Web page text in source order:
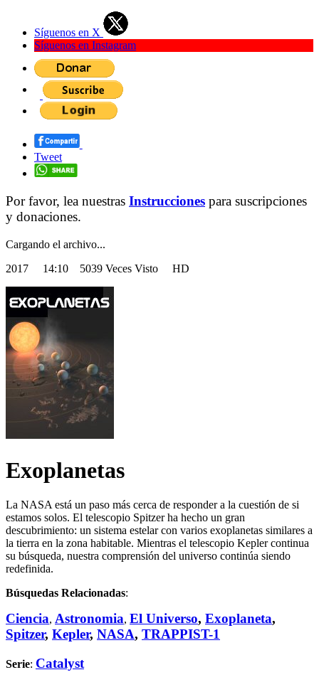
Síguenos en X
Síguenos en Instagram
Tweet
Por favor, lea nuestras Instrucciones para suscripciones
y donaciones.
Cargando el archivo...
2017 14:10 5039 Veces Visto HD
Exoplanetas
La NASA está un paso más cerca de responder a la cuestión de si
estamos solos. El telescopio Spitzer ha hecho un gran
descubrimiento: un sistema estelar con varios exoplanetas similares a
la tierra en la zona habitable. Mientras el telescopio Kepler continua
su búsqueda, nuestra comprensión del universo continúa siendo
redefinida.
Búsquedas Relacionadas:
Ciencia, Astronomia, El Universo, Exoplaneta,
Spitzer, Kepler, NASA, TRAPPIST-1
Serie: Catalyst